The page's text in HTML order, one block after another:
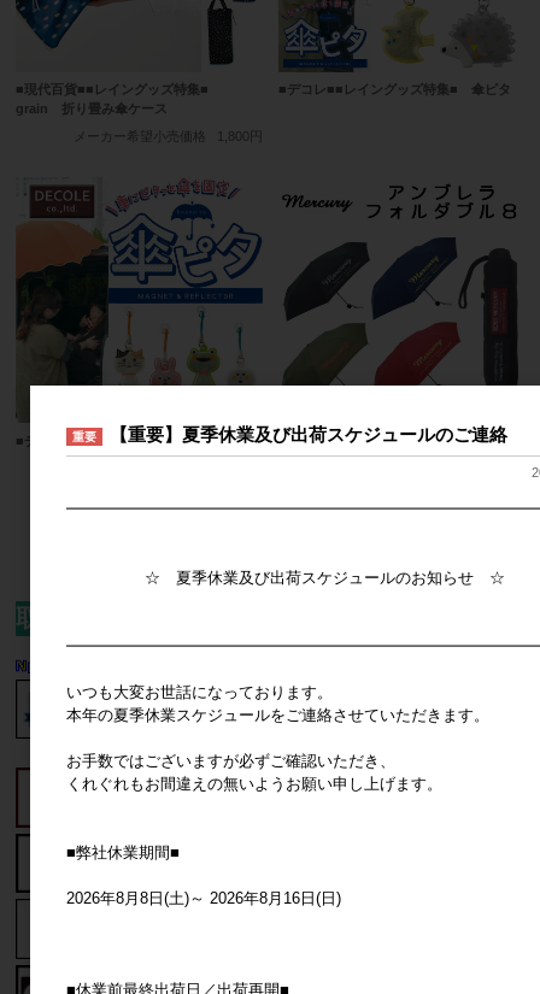
■現代百貨■■レイングッズ特集■
grain 折り畳み傘ケース
メーカー希望小売価格
1,800円
■デコレ■■レイングッズ特集■ 傘ピタ
■デコレ■■レイングッズ特集■ 傘ピタ
【パディマ限定 特別SALE】■キースト
ーン■■レイングッズ特集■ マーキュリ
メーカー希望小売価格
2,400円
10 件中 1〜10件目
取扱いブランド一覧
重要 【重要】夏季休業及び出荷スケジュールのご連絡
☆ 夏季休業及び出荷スケジュールのお知らせ ☆
いつも大変お世話になっております。
本年の夏季休業スケジュールをご連絡させていただきます。
お手数ではございますが必ずご確認いただき、
くれぐれもお間違えの無いようお願い申し上げます。
■弊社休業期間■
2026年8月8日(土)～ 2026年8月16日(日)
■休業前最終出荷日／出荷再開■